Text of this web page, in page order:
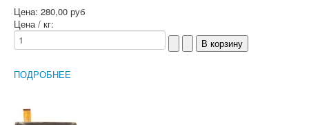
Цена: 280,00 руб
Цена / кг:
ПОДРОБНЕЕ